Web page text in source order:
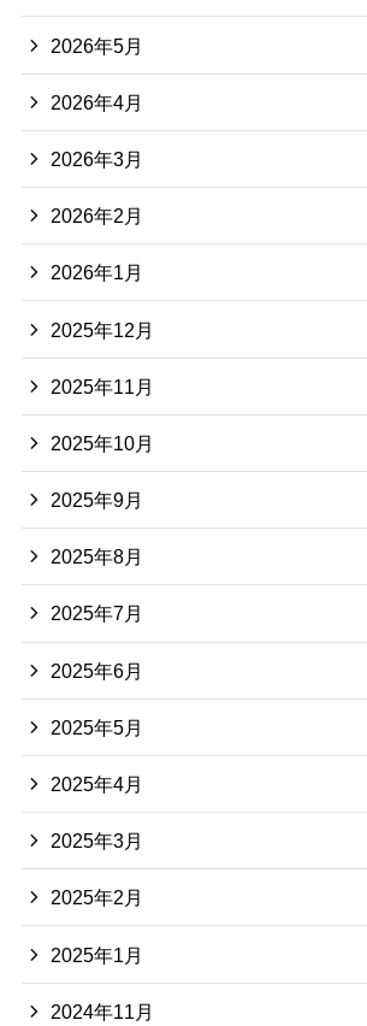
2026年5月
2026年4月
2026年3月
2026年2月
2026年1月
2025年12月
2025年11月
2025年10月
2025年9月
2025年8月
2025年7月
2025年6月
2025年5月
2025年4月
2025年3月
2025年2月
2025年1月
2024年11月